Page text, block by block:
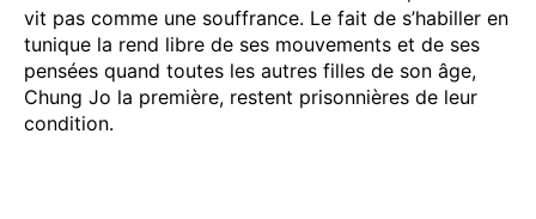
vit pas comme une souffrance. Le fait de s’habiller en
tunique la rend libre de ses mouvements et de ses
pensées quand toutes les autres filles de son âge,
Chung Jo la première, restent prisonnières de leur
condition.